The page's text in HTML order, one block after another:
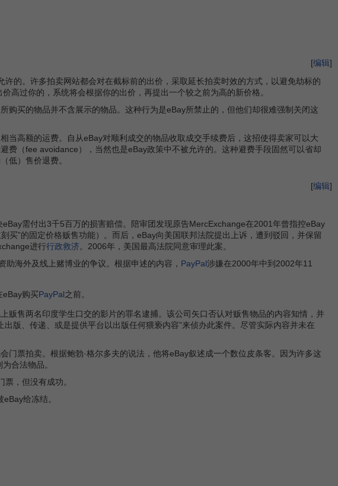
[编辑]
的。许多拍卖网站都会对在截标前的出价，采取延长拍卖时效的方式，以避免劫标的
高过你的，系统将会根据你的出价，再提出一个较之前为高的新价格。
买的物品并不含展示的物品。这种行为是eBay所禁止的，但他们却很难强制关闭这
高额的运费。自从eBay对顺利成交的物品收取成交手续费后，这招使得卖家可以大
费（fee avoidance），当然也是eBay政策中不被允许的。这种避费手段固然可以省却
低）售价退费。
[编辑]
eBay需付出3千5百万的损害赔偿。陪审团发现原告MercExchange在2001年曾指控eBay
刻买”的固定价格贩售功能）。而后，eBay向美国联邦法院提出上诉，遭到驳回，并保留
进行行政救济。2006年，美国最高法院同意审理此案。
助海外及线上赌博业的争议。根据申述的内容， PayPal涉嫌在2000年中到2002年11
eBay购买PayPal之前。
售两名印度学生口交的影片的罪名逮捕。该公司矢口否认对贩售物品的内容知情，并
版、传递、或是提供平台以出版任何猥亵内容”来侦办此案件。尽管实际内容并未在
票拍卖。根据鲍勃·格尔多夫的说法，他将eBay叙述成一个数位皮条客。因为许多这
合法物品。
，但没有成功。
给冻结。